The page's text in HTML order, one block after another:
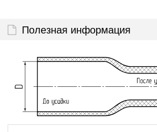
Полезная информация